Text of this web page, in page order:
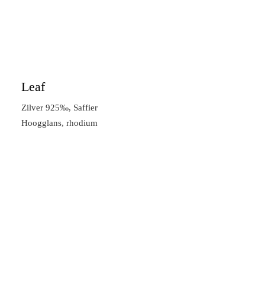
Leaf
Zilver 925‰, Saffier
Hoogglans, rhodium